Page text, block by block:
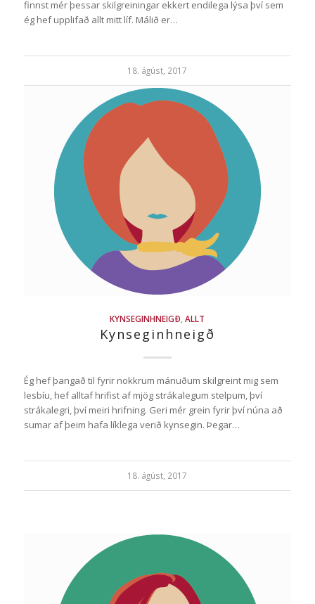
finnst mér þessar skilgreiningar ekkert endilega lýsa því sem
ég hef upplifað allt mitt líf. Málið er…
18. ágúst, 2017
KYNSEGINHNEIGÐ ,ALLT
Kynseginhneigð
Ég hef þangað til fyrir nokkrum mánuðum skilgreint mig sem
lesbíu, hef alltaf hrifist af mjög strákalegum stelpum, því
strákalegri, því meiri hrifning. Geri mér grein fyrir því núna að
sumar af þeim hafa líklega verið kynsegin. Þegar…
18. ágúst, 2017